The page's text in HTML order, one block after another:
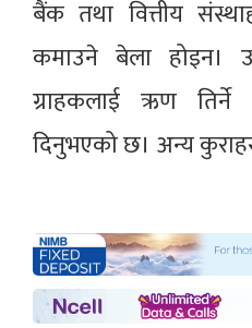
बैंक तथा वित्तीय
कमाउने बेला होइन।
ग्राहकलाई ऋण
दिनुभएको छ। अन्य